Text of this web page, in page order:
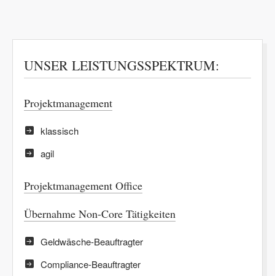
UNSER LEISTUNGSSPEKTRUM:
Projektmanagement
klassisch
agil
Projektmanagement Office
Übernahme Non-Core Tätigkeiten
Geldwäsche-Beauftragter
Compliance-Beauftragter